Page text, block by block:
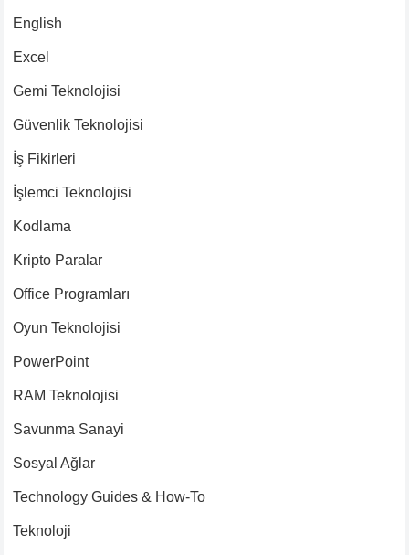
English
Excel
Gemi Teknolojisi
Güvenlik Teknolojisi
İş Fikirleri
İşlemci Teknolojisi
Kodlama
Kripto Paralar
Office Programları
Oyun Teknolojisi
PowerPoint
RAM Teknolojisi
Savunma Sanayi
Sosyal Ağlar
Technology Guides & How-To
Teknoloji